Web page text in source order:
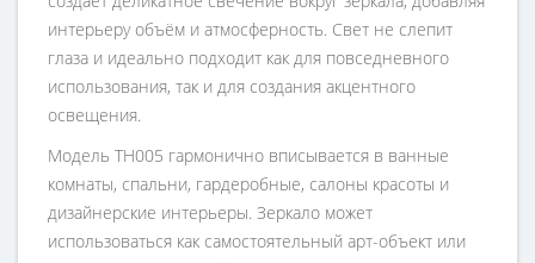
интерьеру объём и атмосферность. Свет не слепит
глаза и идеально подходит как для повседневного
использования, так и для создания акцентного
освещения.
Модель TH005 гармонично вписывается в ванные
комнаты, спальни, гардеробные, салоны красоты и
дизайнерские интерьеры. Зеркало может
использоваться как самостоятельный арт-объект или